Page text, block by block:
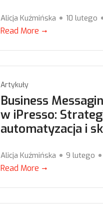
Alicja Kuźmińska 10 lutego
Read More
Artykuły
Business
w iPresso:
automatyzacja i
Alicja Kuźmińska 9 lutego
Read More